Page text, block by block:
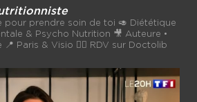
pour prendre soin de toi 🥑 Diététique
& Psycho Nutrition 🎥 Auteure •
📍 Paris & Visio 👉🏼 RDV sur Doctolib